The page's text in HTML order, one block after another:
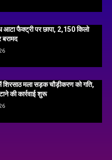
आटा फैक्ट्री पर छापा, 2,150 किलो
शिरसाठ मला सड़क चौड़ीकरण को गति,
की कार्रवाई शुरू